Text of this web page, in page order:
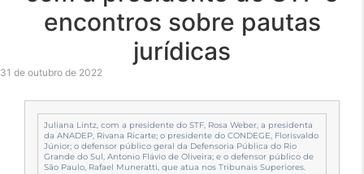
encontros sobre pautas
jurídicas
31 de outubro de 2022
Juliana Lintz, com a presidente do STF, Rosa Weber, a presidenta
da ANADEP, Rivana Ricarte; o presidente do CONDEGE, Florisvaldo
Júnior; o defensor público geral da Defensoria Pública do Rio
Grande do Sul, Antonio Flávio de Oliveira; e o defensor público de
São Paulo, Rafael Muneratti, que atua nos Tribunais Superiores.